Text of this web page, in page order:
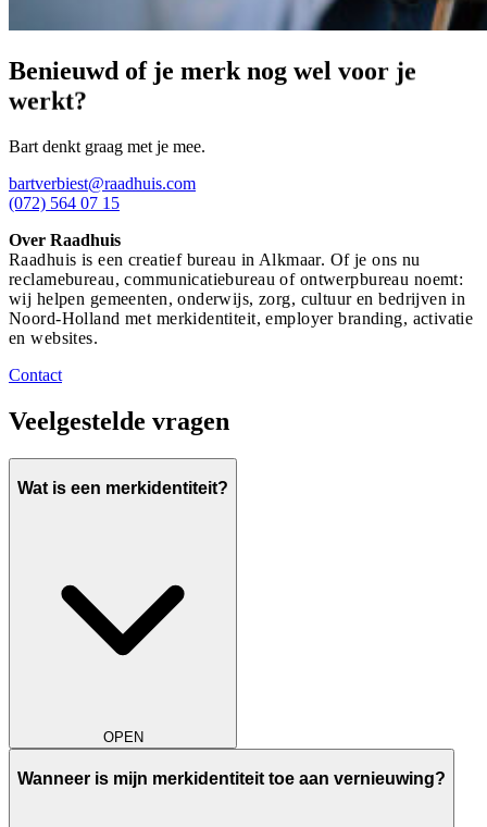
Benieuwd of je merk nog wel voor je
werkt?
Bart denkt graag met je mee.
bartverbiest@raadhuis.com
(072) 564 07 15
Over Raadhuis
Raadhuis is een creatief bureau in Alkmaar. Of je ons nu
reclamebureau, communicatiebureau of ontwerpbureau noemt:
wij helpen gemeenten, onderwijs, zorg, cultuur en bedrijven in
Noord-Holland met merkidentiteit, employer branding, activatie
en websites.
Contact
Veelgestelde vragen
Wat is een merkidentiteit?
OPEN
Wanneer is mijn merkidentiteit toe aan vernieuwing?